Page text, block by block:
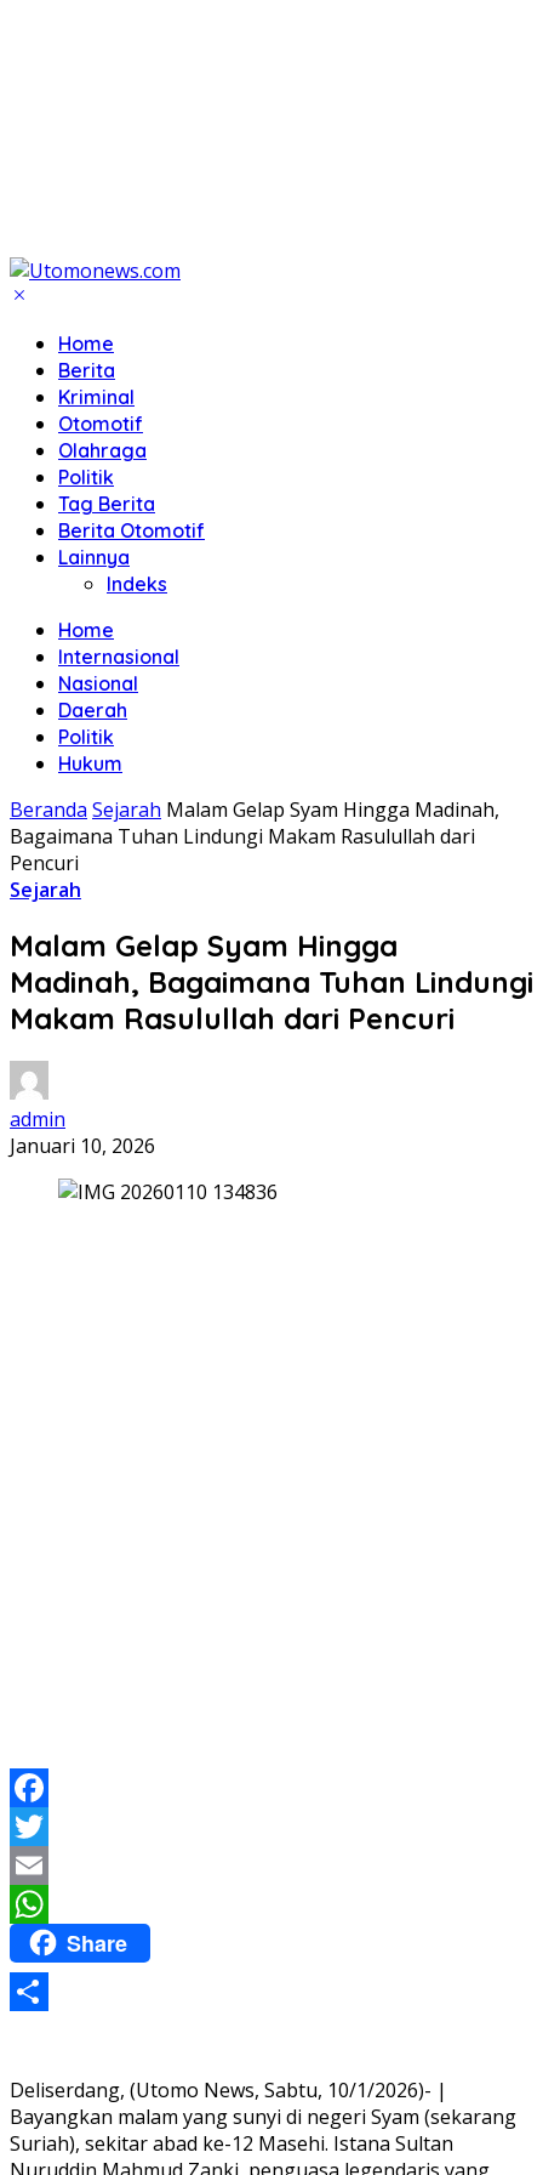
Home
Berita
Kriminal
Otomotif
Olahraga
Politik
Tag Berita
Berita Otomotif
Lainnya
Indeks
Home
Internasional
Nasional
Daerah
Politik
Hukum
Beranda Sejarah Malam Gelap Syam Hingga Madinah,
Bagaimana Tuhan Lindungi Makam Rasulullah dari
Pencuri
Sejarah
Malam Gelap Syam Hingga
Madinah, Bagaimana Tuhan Lindungi
Makam Rasulullah dari Pencuri
admin
Januari 10, 2026
Facebook
Twitter
Email
WhatsApp
Share
Deliserdang, (Utomo News, Sabtu, 10/1/2026)- |
Bayangkan malam yang sunyi di negeri Syam (sekarang
Suriah), sekitar abad ke-12 Masehi. Istana Sultan